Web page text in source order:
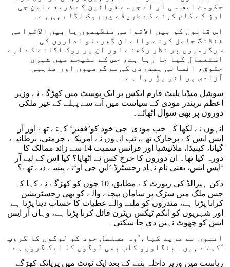
حکومت ایف سی آر اے جیسے قوانین کے ذریعے این جی
اوز کے کام کرنے کے طریقے پر روک لگا رہی ہے۔
اس قانون کو بین الاقوامی تنظیموں یا بین الاقوامی
فنڈنگ حاصل کرنے والے ان گھریلو اداروں کی
سرگرمیوں پر نظر رکھنے اور ان پر روک لگانے کے لیے
استعمال کیا جا رہا ہے، جس کے نتیجے میں شہری
حقوق، انسانی ہمدردی کی سرگرمیوں اور مذہبی
آزادی پر اثر پڑ رہا ہے۔
سوشل میڈیا پلیٹ فارم ایکس پر ایک پوسٹ میں کھڑگے نے وزیر
اعظم نریندر مودی کے سیاست میں آنے سے پہلے کے غیر ملکی
دوروں پر بھی سوال اٹھائے۔
انہوں نے لکھا کہ جب مودی جی خود کو’فقیر‘ کہتے تھے اور آر
ایس ایس کے پرچارک تھے، تب انہوں نے امریکہ، جرمنی، برطانیہ،
گیانا، کینیڈا، ملائیشیا اور فرانس سمیت 14 سے زائد ممالک کا
دورہ کیا تھا۔ ان دوروں کا خرچ کس نے اٹھایا؟ کیا اس کے لیے آر
ایس ایس، یعنی نام نہاد رجسٹرڈ ’این جی او‘نے پیسے دیے تھے؟‘
دکن ہیرالڈ کی رپورٹ کے مطابق، 10 جون کو کھڑگے نے کہا کہ
جس ملک میں سڑک پر سامان بیچنے والے کو بھی رجسٹریشن
کرانا پڑتا ہے، مندروں کو ملنے والے عطیات کا حساب دینا پڑتا ہے
اور شہریوں کو انکم ٹیکس ریٹرن فائل کرنا پڑتا ہے، وہاں آر ایس
ایس کو چھوٹ نہیں دی جا سکتی۔
انہوں نے مزید کہا،’وہ مسلسل خود کو لوگوں کا گروپ
کہتے ہیں۔ بنگلورو کلب بھی لوگوں کا ایک گروپ ہے۔‘
ریاست میں وزیر داخلہ بننے کے بعد ایک ٹوئٹ میں پریانک کھڑگے